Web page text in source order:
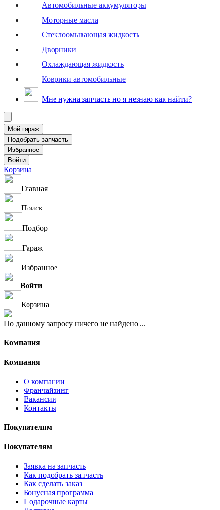
Автомобильные аккумуляторы
Моторные масла
Стеклоомывающая жидкость
Дворники
Охлаждающая жидкость
Коврики автомобильные
Мне нужна запчасть но я незнаю как найти?
Корзина
Главная
Поиск
Подбор
Гараж
Избранное
Войти
Корзина
По данному запросу ничего не найдено ...
Компания
Компания
О компании
Франчайзинг
Вакансии
Контакты
Покупателям
Покупателям
Заявка на запчасть
Как подобрать запчасть
Как сделать заказ
Бонусная программа
Подарочные карты